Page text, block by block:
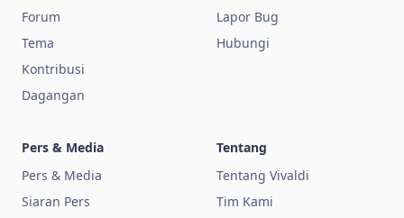
Forum
Tema
Kontribusi
Dagangan
Lapor Bug
Hubungi
Pers & Media
Pers & Media
Siaran Pers
Tentang
Tentang Vivaldi
Tim Kami